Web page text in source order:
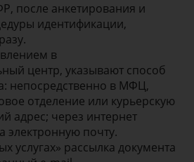
после анкетирования и
идентификации,
в
центр, указывают способ
непосредственно в МФЦ,
отделение или курьерскую
адрес; через интернет
электронную почту.
услугах» рассылка документа